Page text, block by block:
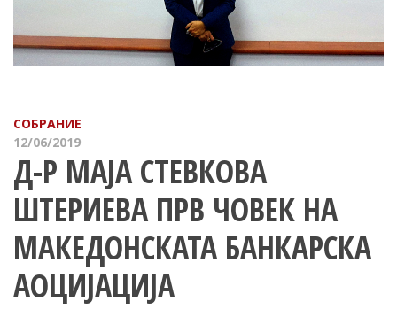
СОБРАНИЕ
12/06/2019
Д-Р МАЈА СТЕВКОВА
ШТЕРИЕВА ПРВ ЧОВЕК НА
МАКЕДОНСКАТА БАНКАРСКА
АОЦИЈАЦИЈА